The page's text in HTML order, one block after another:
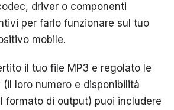
driver o componenti
per farlo funzionare sul tuo
mobile.
il tuo file MP3 e regolato le
loro numero e disponibilità
formato di output) puoi includere